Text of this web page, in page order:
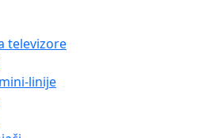
televizore
linije